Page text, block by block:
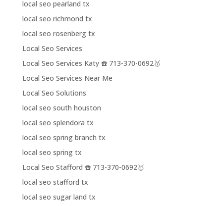
local seo pearland tx
local seo richmond tx
local seo rosenberg tx
Local Seo Services
Local Seo Services Katy ☎️ 713-370-0692🥇
Local Seo Services Near Me
Local Seo Solutions
local seo south houston
local seo splendora tx
local seo spring branch tx
local seo spring tx
Local Seo Stafford ☎️ 713-370-0692🥇
local seo stafford tx
local seo sugar land tx